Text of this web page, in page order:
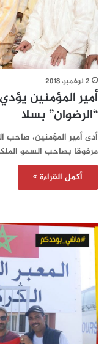
2 نوفمبر، 2018
أمير المؤمنين
“الرضوان” بسلا
أدى أمير المؤمنين، صاحب
مرفوقا بصاحب السمو
أكمل القراءة »